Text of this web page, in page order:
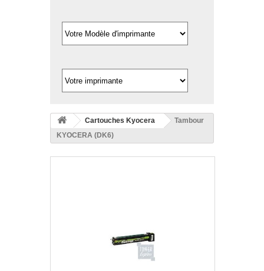
Cartouches Kyocera
Tambour
KYOCERA (DK6)